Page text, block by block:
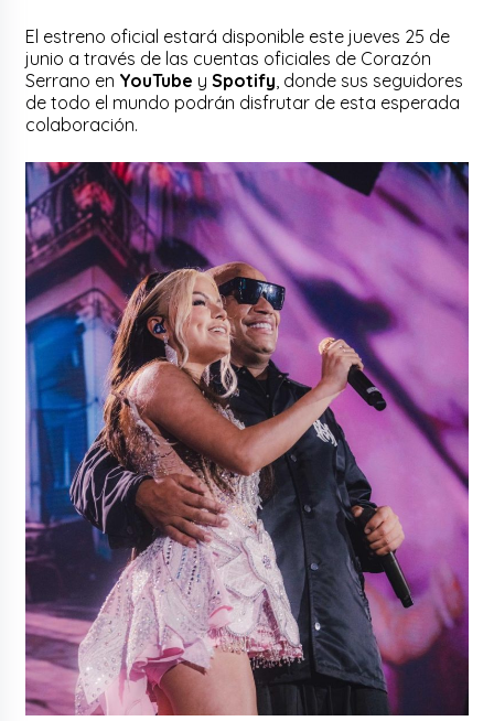
El estreno oficial estará disponible este jueves 25 de
junio a través de las cuentas oficiales de Corazón
Serrano en YouTube ySpotify, donde sus seguidores
de todo el mundo podrán disfrutar de esta esperada
colaboración.